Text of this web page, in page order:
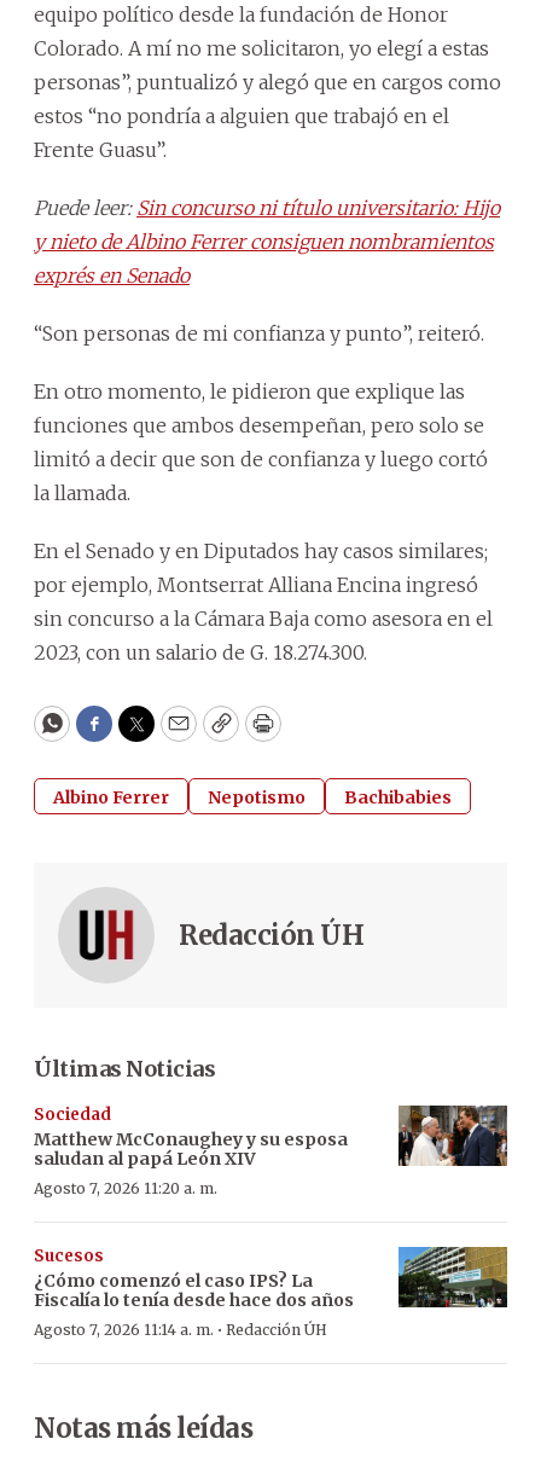
equipo político desde la fundación de Honor
Colorado. A mí no me solicitaron, yo elegí a estas
personas”, puntualizó y alegó que en cargos como
estos “no pondría a alguien que trabajó en el
Frente Guasu”.
Puede leer: Sin concurso ni título universitario: Hijo
y nieto de Albino Ferrer consiguen nombramientos
exprés en Senado
“Son personas de mi confianza y punto”, reiteró.
En otro momento, le pidieron que explique las
funciones que ambos desempeñan, pero solo se
limitó a decir que son de confianza y luego cortó
la llamada.
En el Senado y en Diputados hay casos similares;
por ejemplo, Montserrat Alliana Encina ingresó
sin concurso a la Cámara Baja como asesora en el
2023, con un salario de G. 18.274.300.
WhatsApp
Facebook
Twitter
EmailCopyPrint
Albino Ferrer Nepotismo Bachibabies
Redacción ÚH
Últimas Noticias
Sociedad
Matthew McConaughey y su esposa
saludan al papá León XIV
Agosto 7, 2026 11:20 a. m.
Sucesos
¿Cómo comenzó el caso IPS? La
Fiscalía lo tenía desde hace dos años
Agosto 7, 2026 11:14 a. m. · Redacción ÚH
Notas más leídas